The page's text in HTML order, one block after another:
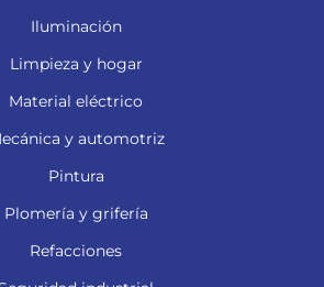
Iluminación
Limpieza y hogar
Material eléctrico
y automotriz
Pintura
Plomería y grifería
Refacciones